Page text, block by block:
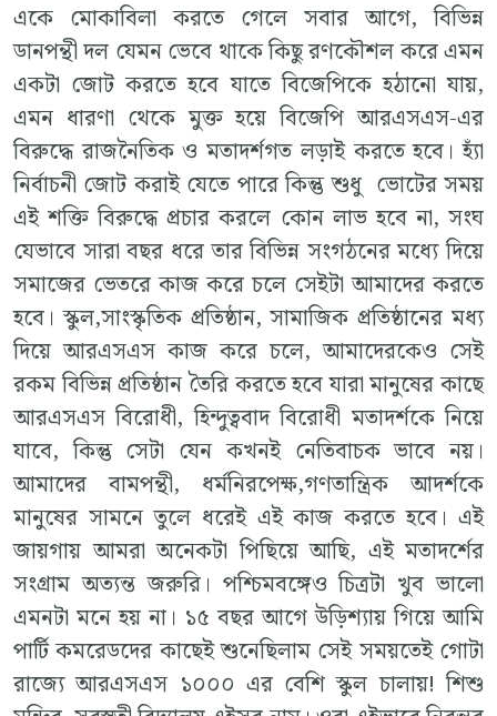
একে মোকাবিলা করতে গেলে সবার আগে, বিভিন্ন
ডানপন্থী দল যেমন ভেবে থাকে কিছু রণকৌশল করে এমন
একটা জোট করতে হবে যাতে বিজেপিকে হঠানো যায়,
এমন ধারণা থেকে মুক্ত হয়ে বিজেপি আরএসএস-এর
বিরুদ্ধে রাজনৈতিক ও মতাদর্শগত লড়াই করতে হবে। হ্যাঁ
নির্বাচনী জোট করাই যেতে পারে কিন্তু শুধু ভোটের সময়
এই শক্তি বিরুদ্ধে প্রচার করলে কোন লাভ হবে না, সংঘ
যেভাবে সারা বছর ধরে তার বিভিন্ন সংগঠনের মধ্যে দিয়ে
সমাজের ভেতরে কাজ করে চলে সেইটা আমাদের করতে
হবে। স্কুল,সাংস্কৃতিক প্রতিষ্ঠান, সামাজিক প্রতিষ্ঠানের মধ্য
দিয়ে আরএসএস কাজ করে চলে, আমাদেরকেও সেই
রকম বিভিন্ন প্রতিষ্ঠান তৈরি করতে হবে যারা মানুষের কাছে
আরএসএস বিরোধী, হিন্দুত্ববাদ বিরোধী মতাদর্শকে নিয়ে
যাবে, কিন্তু সেটা যেন কখনই নেতিবাচক ভাবে নয়।
আমাদের বামপন্থী, ধর্মনিরপেক্ষ,গণতান্ত্রিক আদর্শকে
মানুষের সামনে তুলে ধরেই এই কাজ করতে হবে। এই
জায়গায় আমরা অনেকটা পিছিয়ে আছি, এই মতাদর্শের
সংগ্রাম অত্যন্ত জরুরি। পশ্চিমবঙ্গেও চিত্রটা খুব ভালো
এমনটা মনে হয় না। ১৫ বছর আগে উড়িশ্যায় গিয়ে আমি
পার্টি কমরেডদের কাছেই শুনেছিলাম সেই সময়তেই গোটা
রাজ্যে আরএসএস ১০০০ এর বেশি স্কুল চালায়! শিশু